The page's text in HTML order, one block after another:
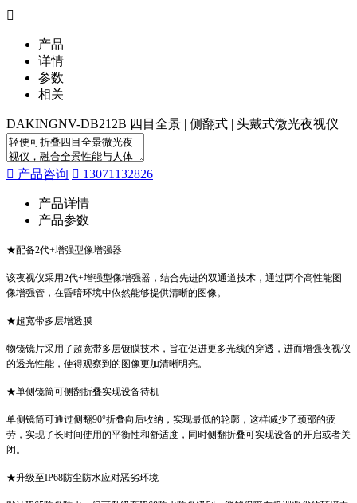
产品
详情
参数
相关
DAKINGNV-DB212B 四目全景 | 侧翻式 | 头戴式微光夜视仪
产品咨询 13071132826
产品详情
产品参数
★配备2代+增强型像增强器
该夜视仪采用2代+增强型像增强器，结合先进的双通道技术，通过两个高性能图
像增强管，在昏暗环境中依然能够提供清晰的图像。
★超宽带多层增透膜
物镜镜片采用了超宽带多层镀膜技术，旨在促进更多光线的穿透，进而增强夜视仪
的透光性能，使得观察到的图像更加清晰明亮。
★单侧镜筒可侧翻折叠实现设备待机
单侧镜筒可通过侧翻90°折叠向后收纳，实现最低的轮廓，这样减少了颈部的疲
劳，实现了长时间使用的平衡性和舒适度，同时侧翻折叠可实现设备的开启或者关
闭。
★升级至IP68防尘防水应对恶劣环境